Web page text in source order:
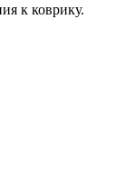
к коврику.